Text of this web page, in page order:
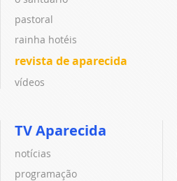
pastoral
rainha hotéis
revista de aparecida
vídeos
TV Aparecida
notícias
programação